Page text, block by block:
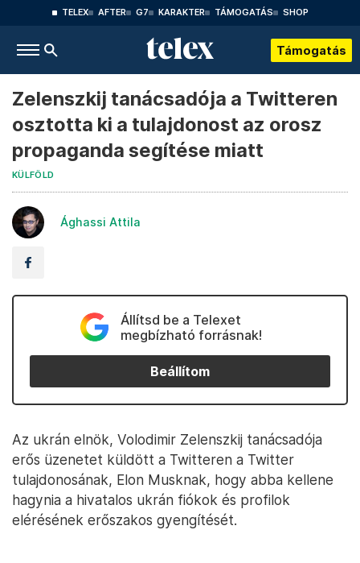
TELEX AFTER G7 KARAKTER TÁMOGATÁS SHOP
Támogatás
Zelenszkij tanácsadója a Twitteren
osztotta ki a tulajdonost az orosz
propaganda segítése miatt
KÜLFÖLD
Ághassi Attila
Állítsd be a Telexet
megbízható forrásnak!
Beállítom
Az ukrán elnök, Volodimir Zelenszkij tanácsadója
erős üzenetet küldött a Twitteren a Twitter
tulajdonosának, Elon Musknak, hogy abba kellene
hagynia a hivatalos ukrán fiókok és profilok
elérésének erőszakos gyengítését.